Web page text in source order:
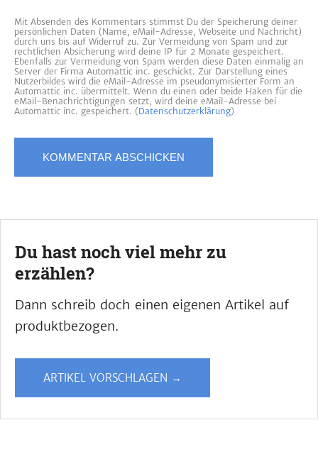
Mit Absenden des Kommentars stimmst Du der Speicherung deiner
persönlichen Daten (Name, eMail-Adresse, Webseite und Nachricht)
durch uns bis auf Widerruf zu. Zur Vermeidung von Spam und zur
rechtlichen Absicherung wird deine IP für 2 Monate gespeichert.
Ebenfalls zur Vermeidung von Spam werden diese Daten einmalig an
Server der Firma Automattic inc. geschickt. Zur Darstellung eines
Nutzerbildes wird die eMail-Adresse im pseudonymisierter Form an
Automattic inc. übermittelt. Wenn du einen oder beide Haken für die
eMail-Benachrichtigungen setzt, wird deine eMail-Adresse bei
Automattic inc. gespeichert. (Datenschutzerklärung)
Du hast noch viel mehr zu
erzählen?
Dann schreib doch einen eigenen Artikel auf
produktbezogen.
ARTIKEL VORSCHLAGEN →